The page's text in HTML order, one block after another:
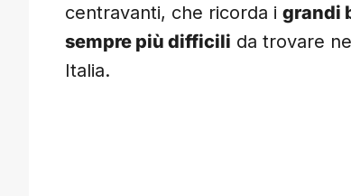
centravanti, che ricorda i grandi
sempre più difficili da trovare
Italia.